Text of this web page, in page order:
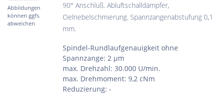
Abbildungen
können ggfs.
abweichen
90° Anschluß. Abluftschalldämpfer,
Oelnebelschmierung. Spannzangenabstufung 0,1
mm.
Spindel-Rundlaufgenauigkeit ohne
Spannzange: 2 µm
max. Drehzahl: 30.000 U/min.
max. Drehmoment: 9,2 cNm
Reduzierung: -